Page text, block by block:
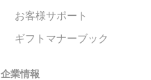
お客様サポート
ギフトマナーブック
企業情報